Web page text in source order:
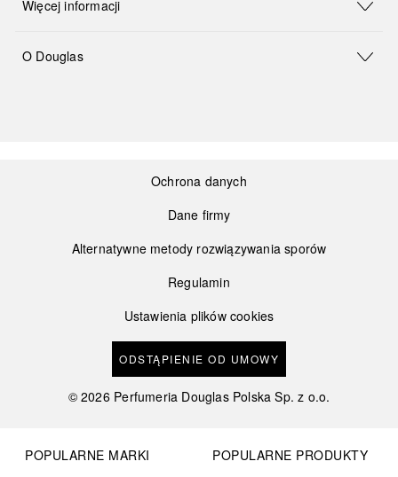
Więcej informacji
O Douglas
Ochrona danych
Dane firmy
Alternatywne metody rozwiązywania sporów
Regulamin
Ustawienia plików cookies
ODSTĄPIENIE OD UMOWY
©2026 Perfumeria Douglas Polska Sp. z o.o.
POPULARNE MARKI
POPULARNE PRODUKTY